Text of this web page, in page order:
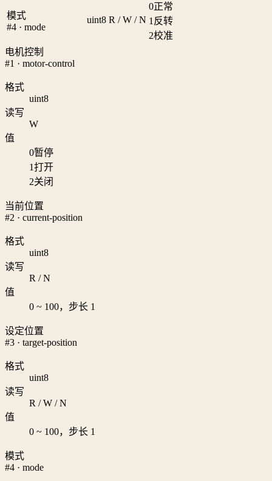
模式
#4 · mode
uint8 R / W / N
0正常
1 反转
2校准
电机控制
#1 · motor-control
格式
uint8
读写
W
值
0暂停
1打开
2关闭
当前位置
#2 · current-position
格式
uint8
读写
R / N
值
0 ~ 100，步长 1
设定位置
#3 · target-position
格式
uint8
读写
R / W / N
值
0 ~ 100，步长 1
模式
#4 · mode